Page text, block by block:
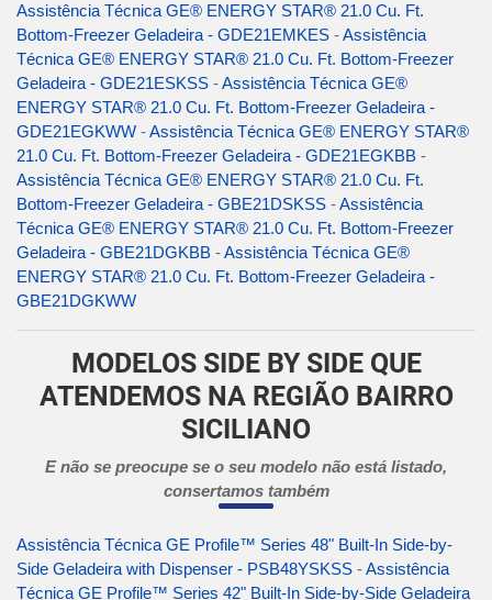
Assistência Técnica GE® ENERGY STAR® 21.0 Cu. Ft.
Bottom-Freezer Geladeira - GDE21EMKES -Assistência
Técnica GE® ENERGY STAR® 21.0 Cu. Ft. Bottom-Freezer
Geladeira - GDE21ESKSS -Assistência Técnica GE®
ENERGY STAR® 21.0 Cu. Ft. Bottom-Freezer Geladeira -
GDE21EGKWW -Assistência Técnica GE® ENERGY STAR®
21.0 Cu. Ft. Bottom-Freezer Geladeira - GDE21EGKBB -
Assistência Técnica GE® ENERGY STAR® 21.0 Cu. Ft.
Bottom-Freezer Geladeira - GBE21DSKSS -Assistência
Técnica GE® ENERGY STAR® 21.0 Cu. Ft. Bottom-Freezer
Geladeira - GBE21DGKBB -Assistência Técnica GE®
ENERGY STAR® 21.0 Cu. Ft. Bottom-Freezer Geladeira -
GBE21DGKWW
MODELOS SIDE BY SIDE QUE
ATENDEMOS NA REGIÃO BAIRRO
SICILIANO
E não se preocupe se o seu modelo não está listado,
consertamos também
Assistência Técnica GE Profile™ Series 48" Built-In Side-by-
Side Geladeira with Dispenser - PSB48YSKSS -Assistência
Técnica GE Profile™ Series 42" Built-In Side-by-Side Geladeira